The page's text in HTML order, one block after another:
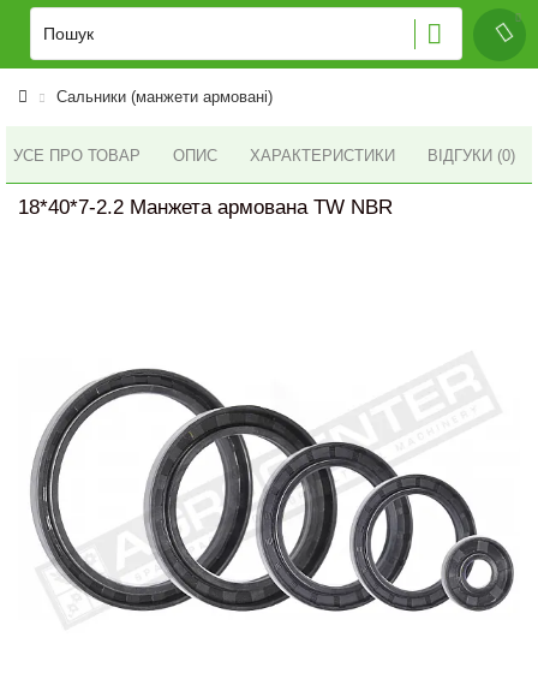
Сальники (манжети армовані)
УСЕ ПРО ТОВАР ОПИС ХАРАКТЕРИСТИКИ ВІДГУКИ (0)
18*40*7-2.2 Манжета армована TW NBR